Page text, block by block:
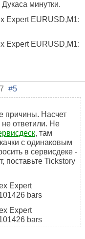
минутки.
Expert EURUSD,M1:
Expert EURUSD,M1:
#5
причины. Насчет
ответили. Не
, там
с одинаковым
в сервисдеке -
поставьте Tickstory
Expert
bars
Expert
bars